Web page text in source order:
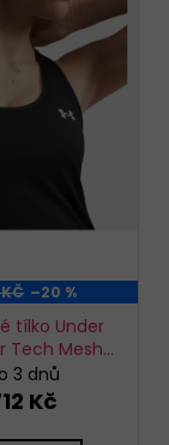
–20 %
tílko Under
Tech Mesh
Tank
3 dnů
Kč